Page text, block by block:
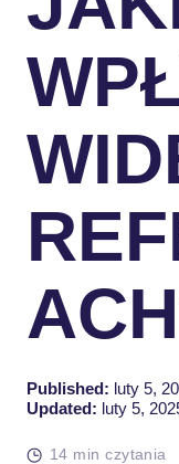
Published: luty 5,
Updated: luty 5,
14 min czytania